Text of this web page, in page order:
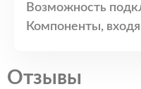
Возможность
Компоненты,
Отзывы